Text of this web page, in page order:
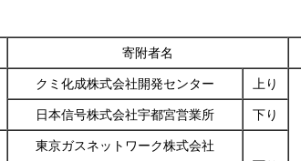
寄附者名
クミ化成株式会社開発センター 上り
日本信号株式会社宇都宮営業所 下り
東京ガスネットワーク株式会社